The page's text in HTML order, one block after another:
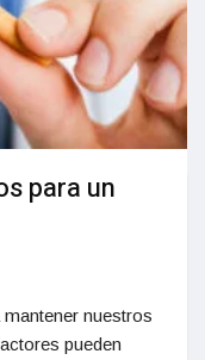
para un
nuestros
pueden